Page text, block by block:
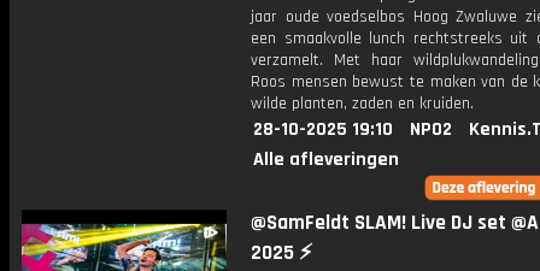
jaar oude voedselbos Hoog Zwaluwe
een smaakvolle lunch rechtstreeks uit
verzamelt. Met haar
Roos mensen bewust te maken van de
wilde planten, zaden en kruiden.
28-10-2025 19:10 NPO2
Alle afleveringen
@SamFeldt SLAM! Live DJ set
2025 ⚡